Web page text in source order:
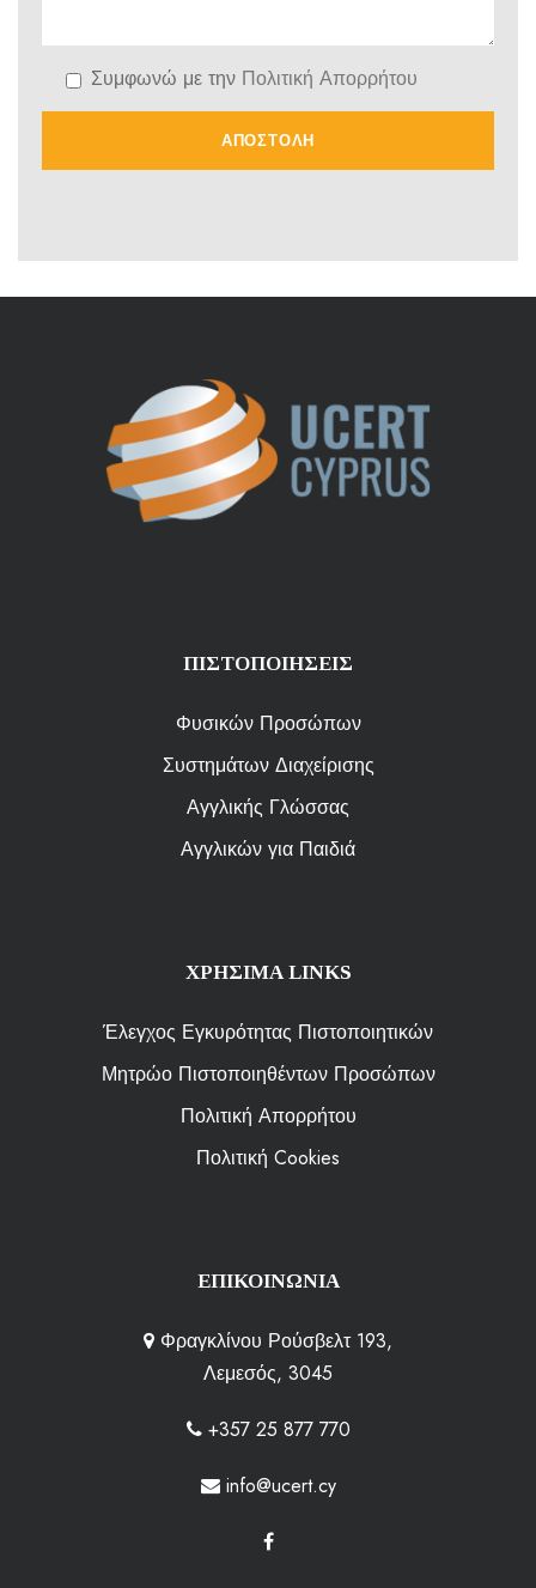
Συμφωνώ με την Πολιτική Απορρήτου
ΠΙΣΤΟΠΟΙΗΣΕΙΣ
Φυσικών Προσώπων
Συστημάτων Διαχείρισης
Αγγλικής Γλώσσας
Αγγλικών για Παιδιά
ΧΡΗΣΙΜΑ LINKS
Έλεγχος Εγκυρότητας Πιστοποιητικών
Μητρώο Πιστοποιηθέντων Προσώπων
Πολιτική Απορρήτου
Πολιτική Cookies
ΕΠΙΚΟΙΝΩΝΙΑ
Φραγκλίνου Ρούσβελτ 193,
Λεμεσός, 3045
+357 25 877 770
info@ucert.cy